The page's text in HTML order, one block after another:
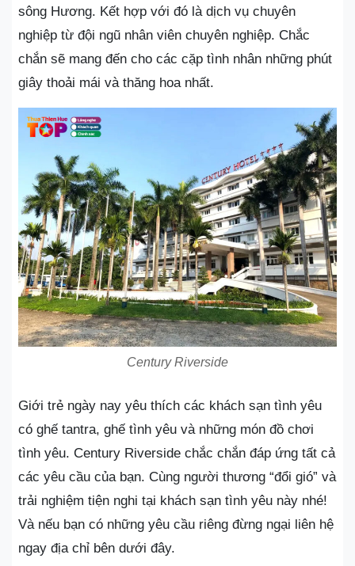
sông Hương. Kết hợp với đó là dịch vụ chuyên
nghiệp từ đội ngũ nhân viên chuyên nghiệp. Chắc
chắn sẽ mang đến cho các cặp tình nhân những phút
giây thoải mái và thăng hoa nhất.
Century Riverside
Giới trẻ ngày nay yêu thích các khách sạn tình yêu
có ghế tantra, ghế tình yêu và những món đồ chơi
tình yêu. Century Riverside chắc chắn đáp ứng tất cả
các yêu cầu của bạn. Cùng người thương “đổi gió” và
trải nghiệm tiện nghi tại khách sạn tình yêu này nhé!
Và nếu bạn có những yêu cầu riêng đừng ngại liên hệ
ngay địa chỉ bên dưới đây.